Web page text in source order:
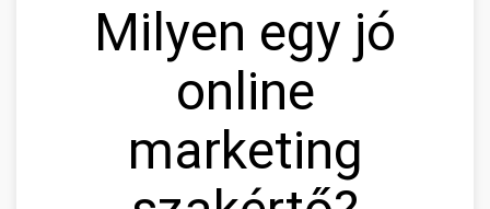
Milyen egy jó
online
marketing